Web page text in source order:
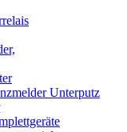
Unterputz